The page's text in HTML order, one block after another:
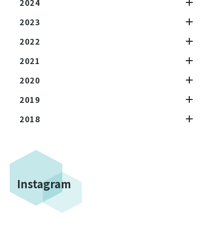
2024
2023
2022
2021
2020
2019
2018
Instagram